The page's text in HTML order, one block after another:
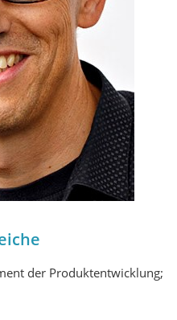
der Produktentwicklung;